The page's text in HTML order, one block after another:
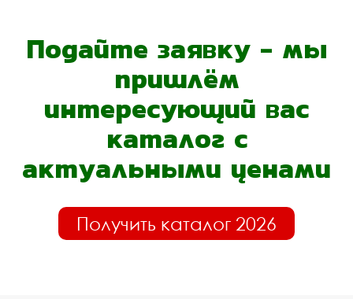
Подайте заявку - мы
пришлём
интересующий вас
каталог с
актуальными ценами
Получить каталог 2026